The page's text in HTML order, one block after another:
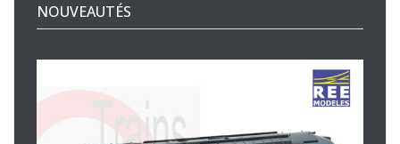
NOUVEAUTÉS